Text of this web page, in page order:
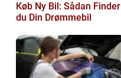
Køb Ny Bil: Sådan Finder
du Din Drømmebil